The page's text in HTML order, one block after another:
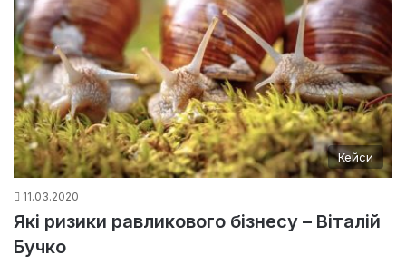
Кейси
11.03.2020
Які ризики равликового бізнесу – Віталій
Бучко